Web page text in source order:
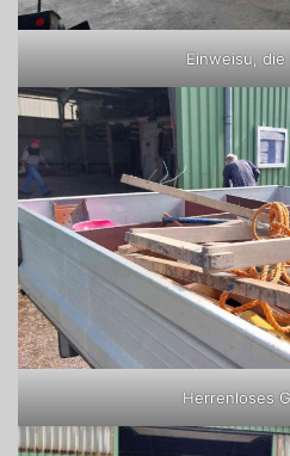
Einweisu, die
Herrenloses